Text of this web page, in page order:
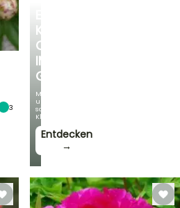
KÜHLE
OASE
IM
GARTEN
Mit
unseren
schönsten
Kletterpflanzen!
Entdecken
→
3